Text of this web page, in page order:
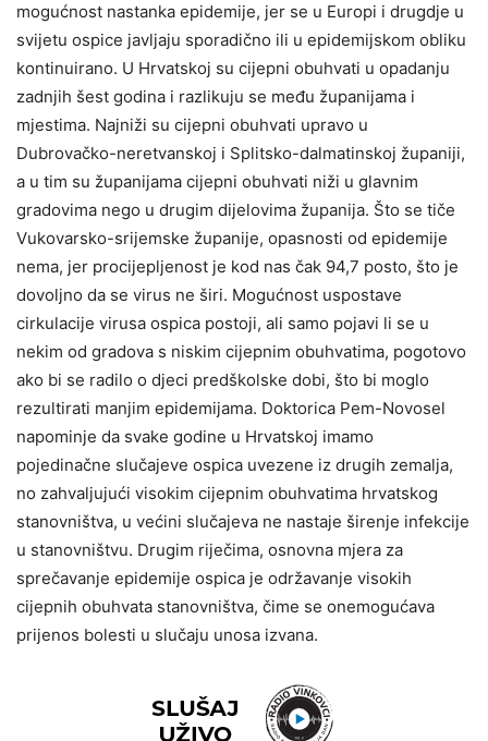
mogućnost nastanka epidemije, jer se u Europi i drugdje u
svijetu ospice javljaju sporadično ili u epidemijskom obliku
kontinuirano. U Hrvatskoj su cijepni obuhvati u opadanju
zadnjih šest godina i razlikuju se među županijama i
mjestima. Najniži su cijepni obuhvati upravo u
Dubrovačko-neretvanskoj i Splitsko-dalmatinskoj županiji,
a u tim su županijama cijepni obuhvati niži u glavnim
gradovima nego u drugim dijelovima županija. Što se tiče
Vukovarsko-srijemske županije, opasnosti od epidemije
nema, jer procijepljenost je kod nas čak 94,7 posto, što je
dovoljno da se virus ne širi. Mogućnost uspostave
cirkulacije virusa ospica postoji, ali samo pojavi li se u
nekim od gradova s niskim cijepnim obuhvatima, pogotovo
ako bi se radilo o djeci predškolske dobi, što bi moglo
rezultirati manjim epidemijama. Doktorica Pem-Novosel
napominje da svake godine u Hrvatskoj imamo
pojedinačne slučajeve ospica uvezene iz drugih zemalja,
no zahvaljujući visokim cijepnim obuhvatima hrvatskog
stanovništva, u većini slučajeva ne nastaje širenje infekcije
u stanovništvu. Drugim riječima, osnovna mjera za
sprečavanje epidemije ospica je održavanje visokih
cijepnih obuhvata stanovništva, čime se onemogućava
prijenos bolesti u slučaju unosa izvana.